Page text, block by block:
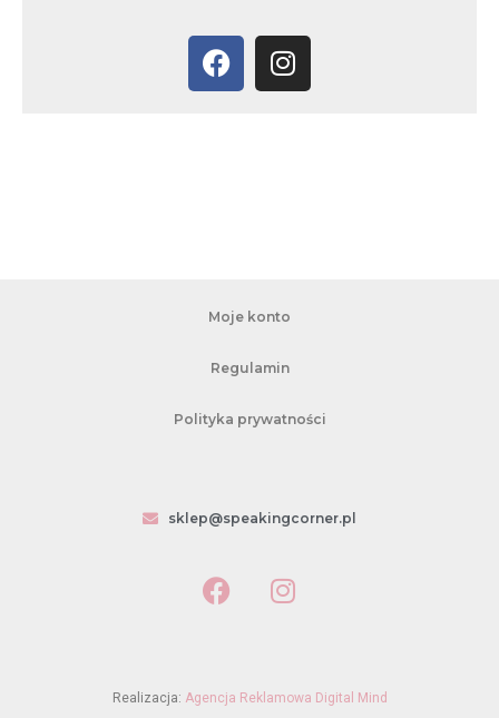
Moje konto
Regulamin
Polityka prywatności
sklep@speakingcorner.pl
Realizacja: Agencja Reklamowa Digital Mind